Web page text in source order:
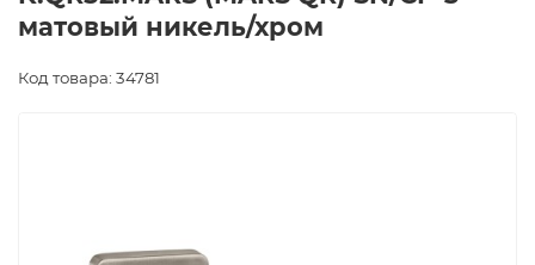
матовый никель/хром
Код товара: 34781